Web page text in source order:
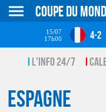
Coupe du
15/07
17h00
4-2
L'info 24/7
Espagne